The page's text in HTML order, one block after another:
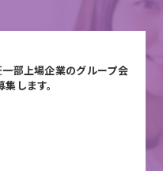
部上場企業のグループ会
します。